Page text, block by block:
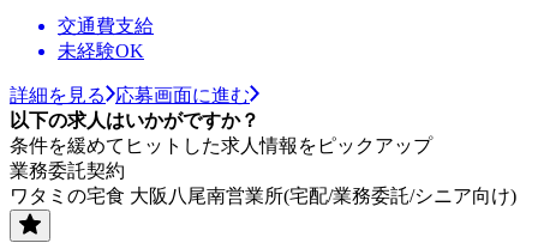
交通費支給
未経験OK
詳細を見る
応募画面に進む
以下の求人はいかがですか？
条件を緩めてヒットした求人情報をピックアップ
業務委託契約
ワタミの宅食 大阪八尾南営業所(宅配/業務委託/シニア向け)